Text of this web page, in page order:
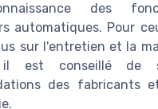
des
automatiques. Pour
sur l'entretien et la
il est conseillé de
des fabricants